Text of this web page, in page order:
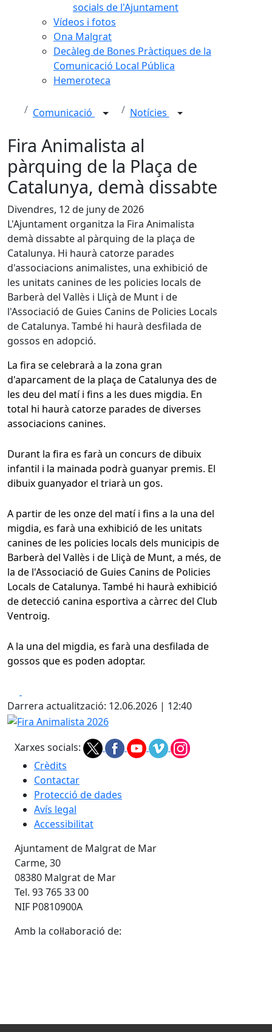
socials de l'Ajuntament
Vídeos i fotos
Ona Malgrat
Decàleg de Bones Pràctiques de la
Comunicació Local Pública
Hemeroteca
Comunicació Notícies
Fira Animalista al
pàrquing de la Plaça de
Catalunya, demà dissabte
Divendres, 12 de juny de 2026
L'Ajuntament organitza la Fira Animalista
demà dissabte al pàrquing de la plaça de
Catalunya. Hi haurà catorze parades
d'associacions animalistes, una exhibició de
les unitats canines de les policies locals de
Barberà del Vallès i Lliçà de Munt i de
l'Associació de Guies Canins de Policies Locals
de Catalunya. També hi haurà desfilada de
gossos en adopció.
La fira se celebrarà a la zona gran
d'aparcament de la plaça de Catalunya des de
les deu del matí i fins a les dues migdia. En
total hi haurà catorze parades de diverses
associacions canines.
Durant la fira es farà un concurs de dibuix
infantil i la mainada podrà guanyar premis. El
dibuix guanyador el triarà un gos.
A partir de les onze del matí i fins a la una del
migdia, es farà una exhibició de les unitats
canines de les policies locals dels municipis de
Barberà del Vallès i de Lliçà de Munt, a més, de
la de l'Associació de Guies Canins de Policies
Locals de Catalunya. També hi haurà exhibició
de detecció canina esportiva a càrrec del Club
Ventroig.
A la una del migdia, es farà una desfilada de
gossos que es poden adoptar.
Darrera actualització: 12.06.2026 | 12:40
Fira Animalista 2026
Xarxes socials:
Crèdits
Contactar
Protecció de dades
Avís legal
Accessibilitat
Ajuntament de Malgrat de Mar
Carme, 30
08380 Malgrat de Mar
Tel. 93 765 33 00
NIF P0810900A
Amb la col·laboració de: